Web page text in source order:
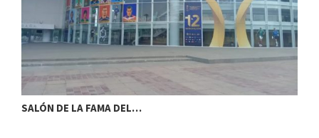
SALÓN DE LA FAMA DEL…